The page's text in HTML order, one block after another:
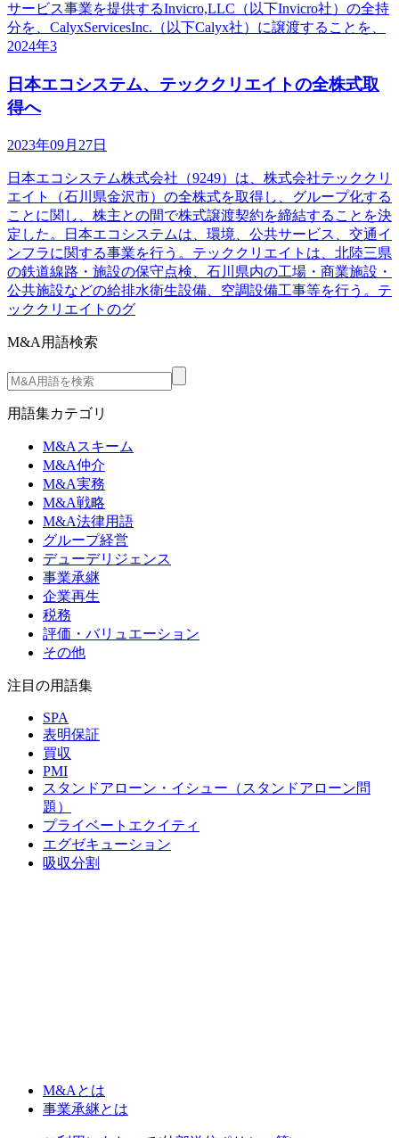
サービス事業を提供するInvicro,LLC（以下Invicro社）の全持
分を、CalyxServicesInc.（以下Calyx社）に譲渡することを、
2024年3
日本エコシステム、テッククリエイトの全株式取
得へ
2023年09月27日
日本エコシステム株式会社（9249）は、株式会社テッククリ
エイト（石川県金沢市）の全株式を取得し、グループ化する
ことに関し、株主との間で株式譲渡契約を締結することを決
定した。日本エコシステムは、環境、公共サービス、交通イ
ンフラに関する事業を行う。テッククリエイトは、北陸三県
の鉄道線路・施設の保守点検、石川県内の工場・商業施設・
公共施設などの給排水衛生設備、空調設備工事等を行う。テ
ッククリエイトのグ
M&A用語検索
用語集カテゴリ
M&Aスキーム
M&A仲介
M&A実務
M&A戦略
M&A法律用語
グループ経営
デューデリジェンス
事業承継
企業再生
税務
評価・バリュエーション
その他
注目の用語集
SPA
表明保証
買収
PMI
スタンドアローン・イシュー（スタンドアローン問
題）
プライベートエクイティ
エグゼキューション
吸収分割
M&Aとは
事業承継とは